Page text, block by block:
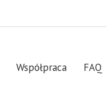
Współpraca FAQ